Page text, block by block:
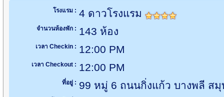
โรงแรม : 4 ดาวโรงแรม
จำนวนห้องพัก : 143 ห้อง
เวลา Checkin : 12:00 PM
เวลา Checkout : 12:00 PM
ที่อยู่ : 99 หมู่ 6 ถนนกิ่งแก้ว บางพลี สมุ